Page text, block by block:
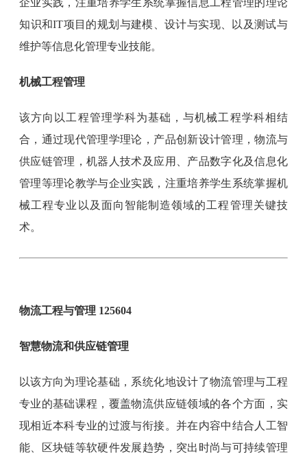
企业实践，注重培养学生系统掌握信息工程管理的理论
知识和IT项目的规划与建模、设计与实现、以及测试与
维护等信息化管理专业技能。
机械工程管理
该方向以工程管理学科为基础，与机械工程学科相结
合，通过现代管理学理论，产品创新设计管理，物流与
供应链管理，机器人技术及应用、产品数字化及信息化
管理等理论教学与企业实践，注重培养学生系统掌握机
械工程专业以及面向智能制造领域的工程管理关键技
术。
物流工程与管理 125604
智慧物流和供应链管理
以该方向为理论基础，系统化地设计了物流管理与工程
专业的基础课程，覆盖物流供应链领域的各个方面，实
现相近本科专业的过渡与衔接。并在内容中结合人工智
能、区块链等软硬件发展趋势，突出时尚与可持续管理